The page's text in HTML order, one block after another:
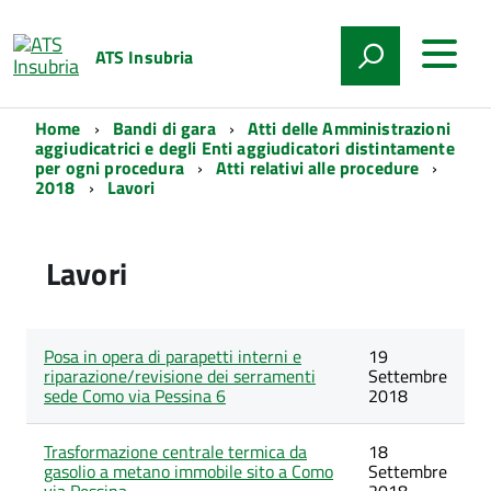
ATS Insubria
Home Bandi di gara Atti delle Amministrazioni
aggiudicatrici e degli Enti aggiudicatori distintamente
per ogni procedura Atti relativi alle procedure
2018 Lavori
Lavori
degli
articoli
nella
categoria
Titolo Data
pubblicazione
Posa in opera di parapetti interni e
riparazione/revisione dei serramenti
sede Como via Pessina 6
19
Settembre
2018
Trasformazione centrale termica da
gasolio a metano immobile sito a Como
18
Settembre